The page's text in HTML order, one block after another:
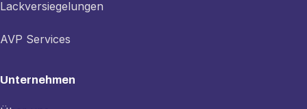
Lackversiegelungen
AVP Services
Unternehmen